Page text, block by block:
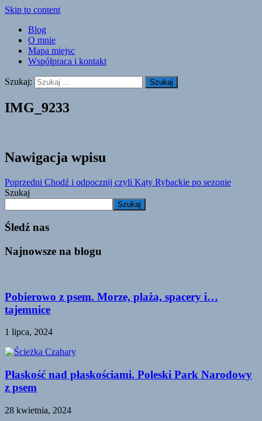
Skip to content
Blog
O mnie
Mapa miejsc
Współpraca i kontakt
Szukaj:
IMG_9233
Nawigacja wpisu
Poprzedni Chodź i odpocznij czyli Kąty Rybackie po sezonie
Szukaj
Szukaj
Śledź nas
Najnowsze na blogu
Pobierowo z psem. Morze, plaża, spacery i…
tajemnice
1 lipca, 2024
Płaskość nad płaskościami. Poleski Park Narodowy
z psem
28 kwietnia, 2024